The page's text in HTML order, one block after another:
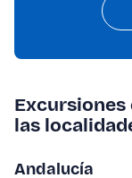
Excursiones
las
Andalucía